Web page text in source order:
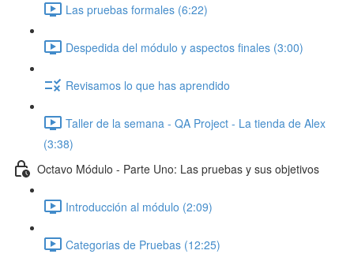
Las pruebas formales (6:22)
Despedida del módulo y aspectos finales (3:00)
Revisamos lo que has aprendido
Taller de la semana - QA Project - La tienda de Alex
(3:38)
Octavo Módulo - Parte Uno: Las pruebas y sus objetivos
Introducción al módulo (2:09)
Categorias de Pruebas (12:25)